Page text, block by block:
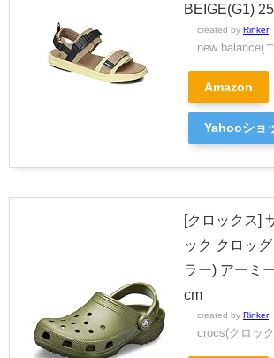
BEIGE(G1)
created by Rinker
new balance(
Amazon
Yahooショ
[クロックス]
ック クロッ
ラー) アーミ
cm
created by Rinker
crocs(クロッ